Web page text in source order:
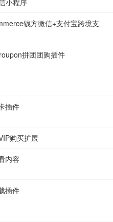
小程序
钱方微信+支付宝跨境支
拼团团购插件
插件
购买扩展
内容
插件